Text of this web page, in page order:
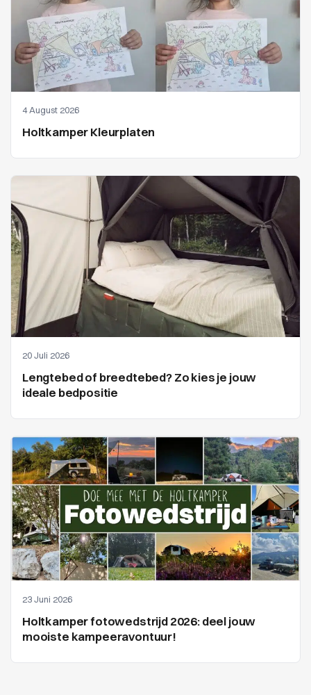
4 August 2026
Holtkamper Kleurplaten
20 Juli 2026
Lengtebed of breedtebed? Zo kies je jouw
ideale bedpositie
23 Juni 2026
Holtkamper fotowedstrijd 2026: deel jouw
mooiste kampeeravontuur!